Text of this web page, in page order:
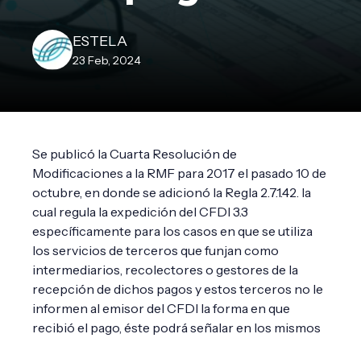
ESTELA
23 Feb, 2024
Se publicó la Cuarta Resolución de
Modificaciones a la RMF para 2017 el pasado 10 de
octubre, en donde se adicionó la Regla 2.7.1.42. la
cual regula la expedición del CFDI 3.3
específicamente para los casos en que se utiliza
los servicios de terceros que funjan como
intermediarios, recolectores o gestores de la
recepción de dichos pagos y estos terceros no le
informen al emisor del CFDI la forma en que
recibió el pago, éste podrá señalar en los mismos